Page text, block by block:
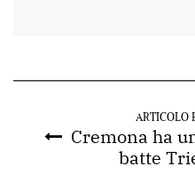
ARTICOLO
Cremona ha
batte